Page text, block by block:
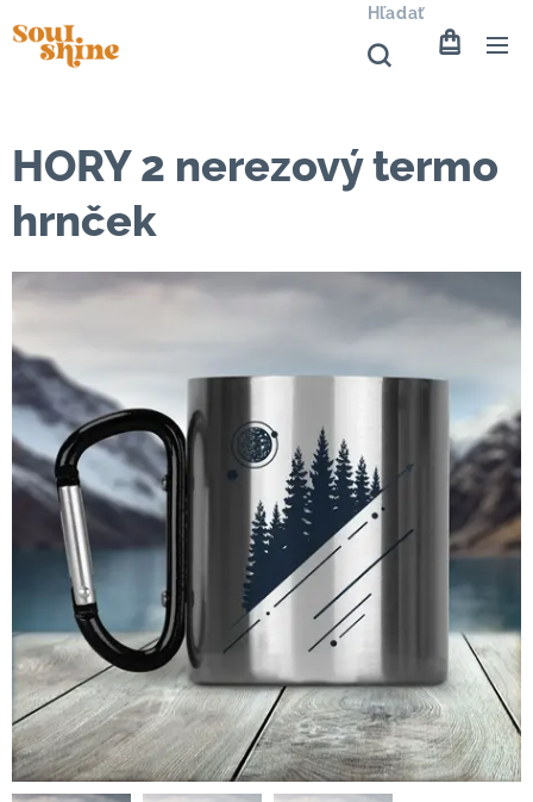
Hľadať
HORY 2 nerezový termo
hrnček